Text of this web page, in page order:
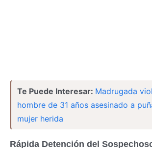
Te Puede Interesar: Madrugada
hombre de 31 años asesinado a
mujer herida
Rápida Detención del